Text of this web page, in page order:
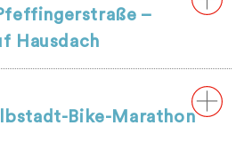
–
Hausdach
Bike-Marathon